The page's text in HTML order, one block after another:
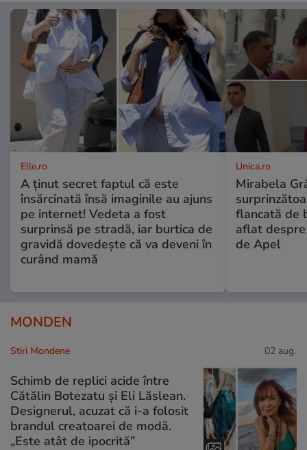
Elle.ro
A ținut secret faptul că este
însărcinată însă imaginile au ajuns
pe internet! Vedeta a fost
surprinsă pe stradă, iar burtica de
gravidă dovedește că va deveni în
curând mamă
Unica.ro
Mirabela
flancată de
aflat
de Apel
MONDEN
Stiri Mondene 02 aug.
Schimb de replici acide între
Cătălin Botezatu și Eli Lăslean.
Designerul, acuzat că i-a folosit
brandul creatoarei de modă.
„Este atât de ipocrită”